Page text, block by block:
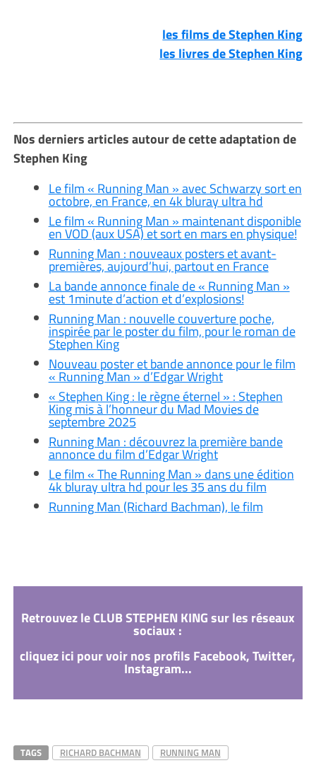
les films de Stephen King
les livres de Stephen King
Nos derniers articles autour de cette adaptation de
Stephen King
Le film « Running Man » avec Schwarzy sort en
octobre, en France, en 4k bluray ultra hd
Le film « Running Man » maintenant disponible
en VOD (aux USA) et sort en mars en physique!
Running Man : nouveaux posters et avant-
premières, aujourd’hui, partout en France
La bande annonce finale de « Running Man »
est 1minute d’action et d’explosions!
Running Man : nouvelle couverture poche,
inspirée par le poster du film, pour le roman de
Stephen King
Nouveau poster et bande annonce pour le film
« Running Man » d’Edgar Wright
« Stephen King : le règne éternel » : Stephen
King mis à l’honneur du Mad Movies de
septembre 2025
Running Man : découvrez la première bande
annonce du film d’Edgar Wright
Le film « The Running Man » dans une édition
4k bluray ultra hd pour les 35 ans du film
Running Man (Richard Bachman), le film
Retrouvez le CLUB STEPHEN KING sur les réseaux
sociaux :
cliquez ici pour voir nos profils Facebook, Twitter,
Instagram...
TAGS RICHARD BACHMAN
RUNNING MAN